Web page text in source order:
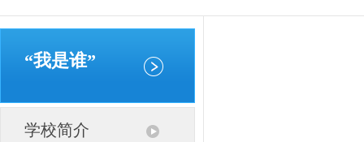
“我是谁”
学校简介